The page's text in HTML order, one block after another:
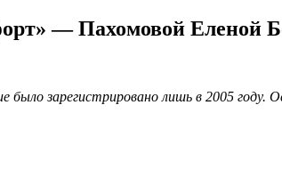
— Пахомовой Еленой
зарегистрировано лишь в 2005 году.